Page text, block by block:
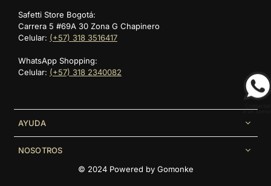
Safetti Store Bogotá:
Carrera 5 #69A 30 Zona G Chapinero
Celular: (+57) 318 3516417
WhatsApp Shopping:
Celular: (+57) 318 2340082
AYUDA
NOSOTROS
© 2024 Powered by Gomonke